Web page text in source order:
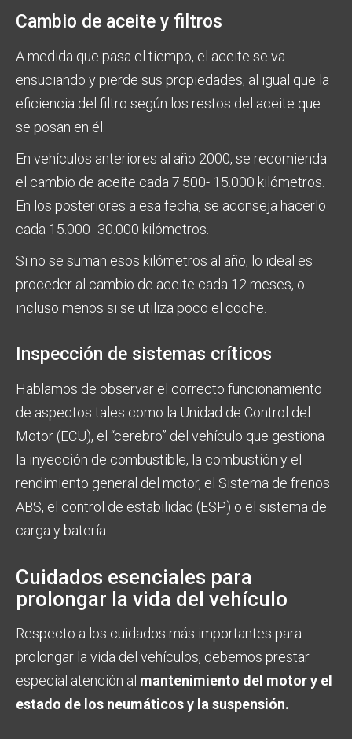
Cambio de aceite y filtros
A medida que pasa el tiempo, el aceite se va
ensuciando y pierde sus propiedades, al igual que la
eficiencia del filtro según los restos del aceite que
se posan en él.
En vehículos anteriores al año 2000, se recomienda
el cambio de aceite cada 7.500- 15.000 kilómetros.
En los posteriores a esa fecha, se aconseja hacerlo
cada 15.000- 30.000 kilómetros.
Si no se suman esos kilómetros al año, lo ideal es
proceder al cambio de aceite cada 12 meses, o
incluso menos si se utiliza poco el coche.
Inspección de sistemas críticos
Hablamos de observar el correcto funcionamiento
de aspectos tales como la Unidad de Control del
Motor (ECU), el “cerebro” del vehículo que gestiona
la inyección de combustible, la combustión y el
rendimiento general del motor, el Sistema de frenos
ABS, el control de estabilidad (ESP) o el sistema de
carga y batería.
Cuidados esenciales para
prolongar la vida del vehículo
Respecto a los cuidados más importantes para
prolongar la vida del vehículos, debemos prestar
especial atención al mantenimiento del motor y el
estado de los neumáticos y la suspensión.